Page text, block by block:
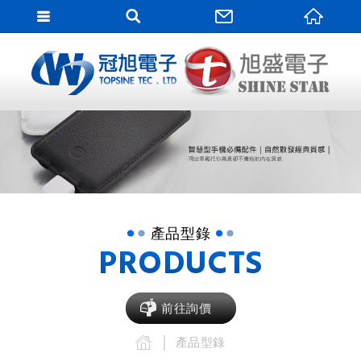
網站名稱
產品型錄
PRODUCTS
前往詢價
產品型錄